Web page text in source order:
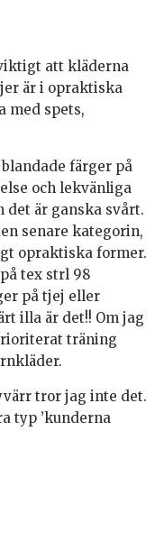
att kläderna
är i opraktiska
med spets,
färger på
och lekvänliga
det är ganska svårt.
senare kategorin,
opraktiska former.
tex strl 98
på tjej eller
illa är det!! Om jag
träning
tror jag inte det.
typ ’kunderna